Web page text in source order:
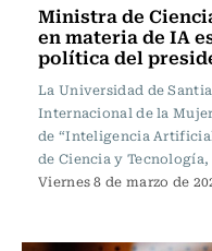
Ministra de
en materia de IA
política del
La Universidad de
Internacional de la
de “Inteligencia
de Ciencia y
Viernes 8 de marzo de